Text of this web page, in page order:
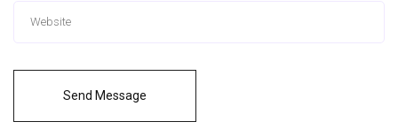
Send Message